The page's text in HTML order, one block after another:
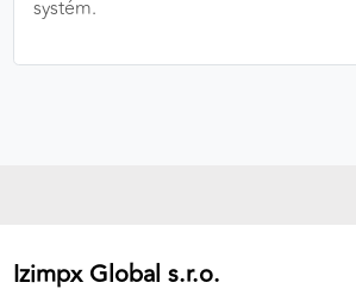
systém.
Izimpx Global s.r.o.